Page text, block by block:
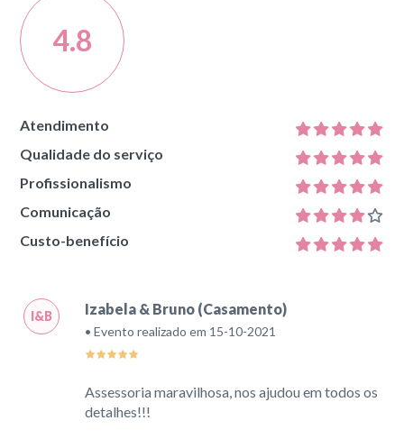
4.8
Atendimento
Qualidade do serviço
Profissionalismo
Comunicação
Custo-benefício
I&B Izabela & Bruno (Casamento)
• Evento realizado em 15-10-2021
Assessoria maravilhosa, nos ajudou em todos os
detalhes!!!